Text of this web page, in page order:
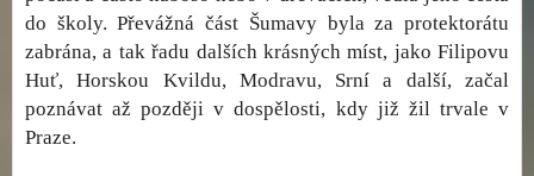
do školy. Převážná část Šumavy byla za protektorátu
zabrána, a tak řadu dalších krásných míst, jako Filipovu
Huť, Horskou Kvildu, Modravu, Srní a další, začal
poznávat až později v dospělosti, kdy již žil trvale v
Praze.